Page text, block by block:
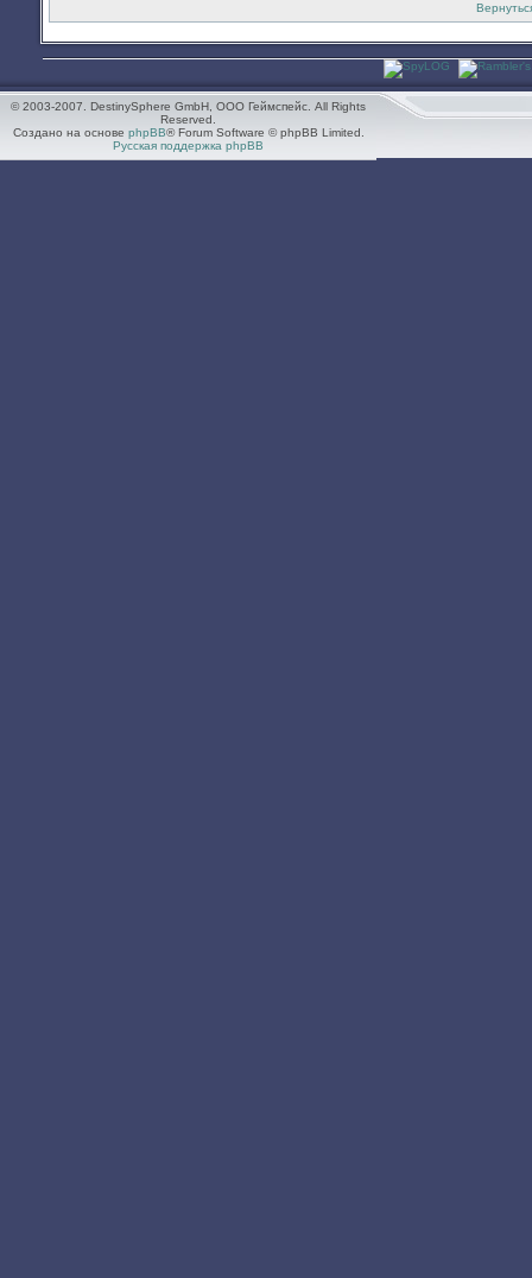
© 2003-2007. DestinySphere GmbH, ООО Геймспейс. All Rights
Reserved.
Создано на основе phpBB® Forum Software © phpBB Limited.
Русская поддержка phpBB